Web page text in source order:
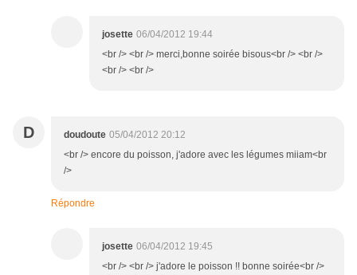
josette 06/04/2012 19:44
<br /> <br /> merci,bonne soirée bisous<br /> <br />
<br /> <br />
D doudoute 05/04/2012 20:12
<br /> encore du poisson, j'adore avec les légumes miiam<br
/>
Répondre
josette 06/04/2012 19:45
<br /> <br /> j'adore le poisson !! bonne soirée<br />